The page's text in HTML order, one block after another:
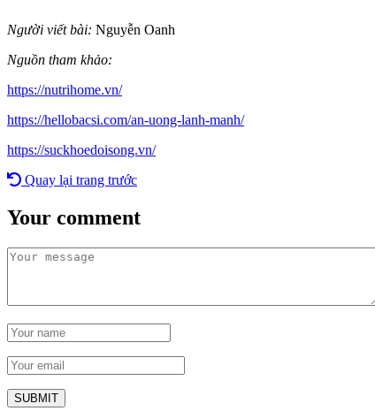
Người viết bài: Nguyễn Oanh
Nguồn tham khảo:
https://nutrihome.vn/
https://hellobacsi.com/an-uong-lanh-manh/
https://suckhoedoisong.vn/
Quay lại trang trước
Your comment